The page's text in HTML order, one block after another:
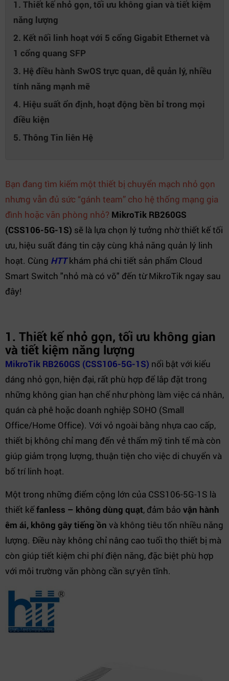
1. Thiết kế nhỏ gọn, tối ưu không gian và tiết kiệm
năng lượng
2. Kết nối linh hoạt với 5 cổng Gigabit Ethernet và
1 cổng quang SFP
3. Hệ điều hành SwOS trực quan, dễ quản lý, nhiều
tính năng mạnh mẽ
4. Hiệu suất ổn định, hoạt động bền bỉ trong mọi
điều kiện
5. Thông Tin liên Hệ
Bạn đang tìm kiếm một thiết bị chuyển mạch nhỏ gọn
nhưng vẫn đủ sức “gánh team” cho hệ thống mạng gia
đình hoặc văn phòng nhỏ? MikroTik RB260GS
(CSS106-5G-1S) sẽ là lựa chọn lý tưởng nhờ thiết kế tối
ưu, hiệu suất đáng tin cậy cùng khả năng quản lý linh
hoạt. Cùng HTTkhám phá chi tiết sản phẩm Cloud
Smart Switch "nhỏ mà có võ" đến từ MikroTik ngay sau
đây!
1. Thiết kế nhỏ gọn, tối ưu không gian
và tiết kiệm năng lượng
MikroTik RB260GS (CSS106-5G-1S) nổi bật với kiểu
dáng nhỏ gọn, hiện đại, rất phù hợp để lắp đặt trong
những không gian hạn chế như phòng làm việc cá nhân,
quán cà phê hoặc doanh nghiệp SOHO (Small
Office/Home Office). Với vỏ ngoài bằng nhựa cao cấp,
thiết bị không chỉ mang đến vẻ thẩm mỹ tinh tế mà còn
giúp giảm trọng lượng, thuận tiện cho việc di chuyển và
bố trí linh hoạt.
Một trong những điểm cộng lớn của CSS106-5G-1S là
thiết kếfanless – không dùng quạt, đảm bảo vận hành
êm ái, không gây tiếng ồn và không tiêu tốn nhiều năng
lượng. Điều này không chỉ nâng cao tuổi thọ thiết bị mà
còn giúp tiết kiệm chi phí điện năng, đặc biệt phù hợp
với môi trường văn phòng cần sự yên tĩnh.